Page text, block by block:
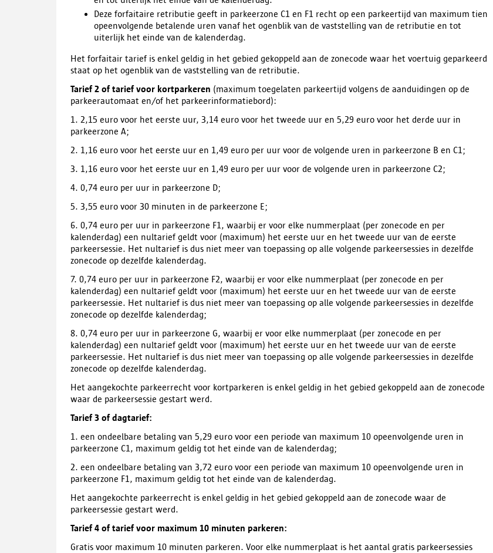
Deze forfaitaire retributie geeft in parkeerzone C1 en F1 recht op een parkeertijd van maximum tien
opeenvolgende betalende uren vanaf het ogenblik van de vaststelling van de retributie en tot
uiterlijk het einde van de kalenderdag.
Het forfaitair tarief is enkel geldig in het gebied gekoppeld aan de zonecode waar het voertuig geparkeerd
staat op het ogenblik van de vaststelling van de retributie.
Tarief 2 of tarief voor kortparkeren (maximum toegelaten parkeertijd volgens de aanduidingen op de
parkeerautomaat en/of het parkeerinformatiebord):
1. 2,15 euro voor het eerste uur, 3,14 euro voor het tweede uur en 5,29 euro voor het derde uur in
parkeerzone A;
2. 1,16 euro voor het eerste uur en 1,49 euro per uur voor de volgende uren in parkeerzone B en C1;
3. 1,16 euro voor het eerste uur en 1,49 euro per uur voor de volgende uren in parkeerzone C2;
4. 0,74 euro per uur in parkeerzone D;
5. 3,55 euro voor 30 minuten in de parkeerzone E;
6. 0,74 euro per uur in parkeerzone F1, waarbij er voor elke nummerplaat (per zonecode en per
kalenderdag) een nultarief geldt voor (maximum) het eerste uur en het tweede uur van de eerste
parkeersessie. Het nultarief is dus niet meer van toepassing op alle volgende parkeersessies in dezelfde
zonecode op dezelfde kalenderdag.
7. 0,74 euro per uur in parkeerzone F2, waarbij er voor elke nummerplaat (per zonecode en per
kalenderdag) een nultarief geldt voor (maximum) het eerste uur en het tweede uur van de eerste
parkeersessie. Het nultarief is dus niet meer van toepassing op alle volgende parkeersessies in dezelfde
zonecode op dezelfde kalenderdag;
8. 0,74 euro per uur in parkeerzone G, waarbij er voor elke nummerplaat (per zonecode en per
kalenderdag) een nultarief geldt voor (maximum) het eerste uur en het tweede uur van de eerste
parkeersessie. Het nultarief is dus niet meer van toepassing op alle volgende parkeersessies in dezelfde
zonecode op dezelfde kalenderdag.
Het aangekochte parkeerrecht voor kortparkeren is enkel geldig in het gebied gekoppeld aan de zonecode
waar de parkeersessie gestart werd.
Tarief 3 of dagtarief:
1. een ondeelbare betaling van 5,29 euro voor een periode van maximum 10 opeenvolgende uren in
parkeerzone C1, maximum geldig tot het einde van de kalenderdag;
2. een ondeelbare betaling van 3,72 euro voor een periode van maximum 10 opeenvolgende uren in
parkeerzone F1, maximum geldig tot het einde van de kalenderdag.
Het aangekochte parkeerrecht is enkel geldig in het gebied gekoppeld aan de zonecode waar de
parkeersessie gestart werd.
Tarief 4 of tarief voor maximum 10 minuten parkeren:
Gratis voor maximum 10 minuten parkeren. Voor elke nummerplaat is het aantal gratis parkeersessies